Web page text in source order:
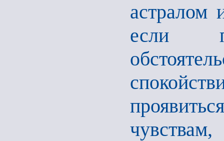
астралом
если